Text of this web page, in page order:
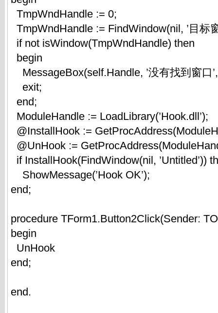
TmpWndHandle := 0;
TmpWndHandle := FindWindow(nil, ’目标
if not isWindow(TmpWndHandle) then
begin
MessageBox(self.Handle, ’没有找到窗口’,
exit;
end;
ModuleHandle := LoadLibrary(’Hook.dll’);
@InstallHook :=
@UnHook :=
if InstallHook(FindWindow(nil, ’Untitled’))
ShowMessage(’Hook OK’);
end;
procedure TForm1.Button2Click(Sender:
begin
UnHook
end;
end.